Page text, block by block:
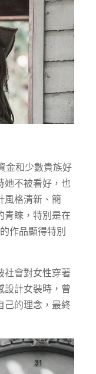
金和少數貴族好
她不被看好，也
風格清新、簡
青睞，特別是在
作品顯得特別
社會對女性穿著
設計女裝時，曾
己的理念，最終